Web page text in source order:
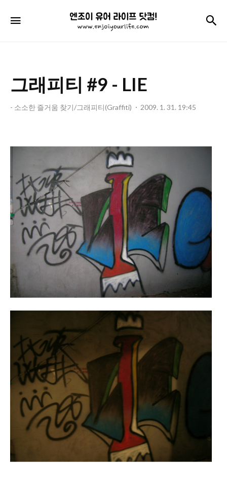
엔
조
어
라
닷
컴!
그래피티 #9 - LIE
- 소소한 즐거움 찾기/그래피티(Graffiti) 2009. 1. 31. 19:45